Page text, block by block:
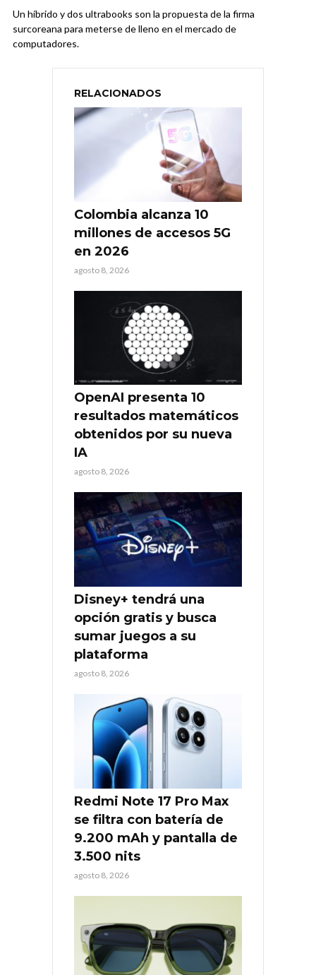
Un híbrido y dos ultrabooks son la propuesta de la firma
surcoreana para meterse de lleno en el mercado de
computadores.
RELACIONADOS
Colombia alcanza 10
millones de accesos 5G
en 2026
agosto 8, 2026
OpenAI presenta 10
resultados matemáticos
obtenidos por su nueva
IA
agosto 8, 2026
Disney+ tendrá una
opción gratis y busca
sumar juegos a su
plataforma
agosto 8, 2026
Redmi Note 17 Pro Max
se filtra con batería de
9.200 mAh y pantalla de
3.500 nits
agosto 8, 2026